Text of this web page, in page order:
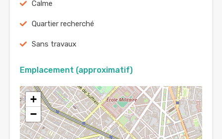
Calme
Quartier recherché
Sans travaux
Emplacement (approximatif)
+
−